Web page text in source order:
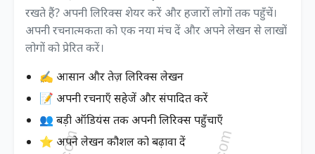
रखते हैं? अपनी लिरिक्स शेयर करें और हजारों लोगों तक पहुँचें।
अपनी रचनात्मकता को एक नया मंच दें और अपने लेखन से लाखों
लोगों को प्रेरित करें।
✍️ आसान और तेज़ लिरिक्स लेखन
📝 अपनी रचनाएँ सहेजें और संपादित करें
👥 बड़ी ऑडियंस तक अपनी लिरिक्स पहुँचाएँ
⭐ अपने लेखन कौशल को बढ़ावा दें